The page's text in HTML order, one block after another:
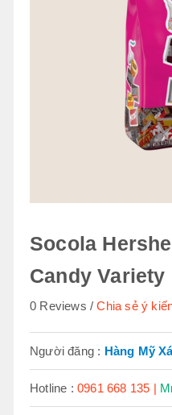
Socola
Candy Variety
0 Reviews Chia sẻ ý
Người đăng : Hàng Mỹ
Hotline :0961 668 135 |